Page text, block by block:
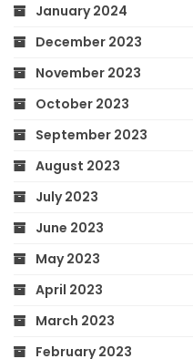
January 2024
December 2023
November 2023
October 2023
September 2023
August 2023
July 2023
June 2023
May 2023
April 2023
March 2023
February 2023